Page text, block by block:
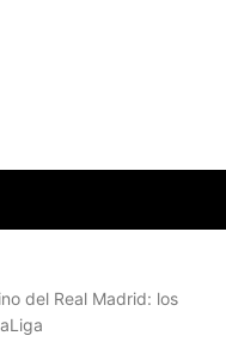
del Real Madrid: los